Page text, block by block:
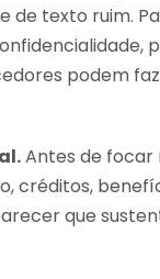
de texto ruim.
podem
Antes de focar
créditos,
que